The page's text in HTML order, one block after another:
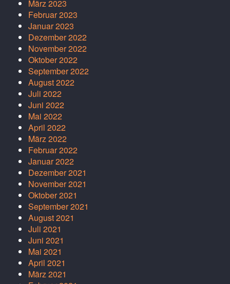
März 2023
Februar 2023
Januar 2023
Dezember 2022
November 2022
Oktober 2022
September 2022
August 2022
Juli 2022
Juni 2022
Mai 2022
April 2022
März 2022
Februar 2022
Januar 2022
Dezember 2021
November 2021
Oktober 2021
September 2021
August 2021
Juli 2021
Juni 2021
Mai 2021
April 2021
März 2021